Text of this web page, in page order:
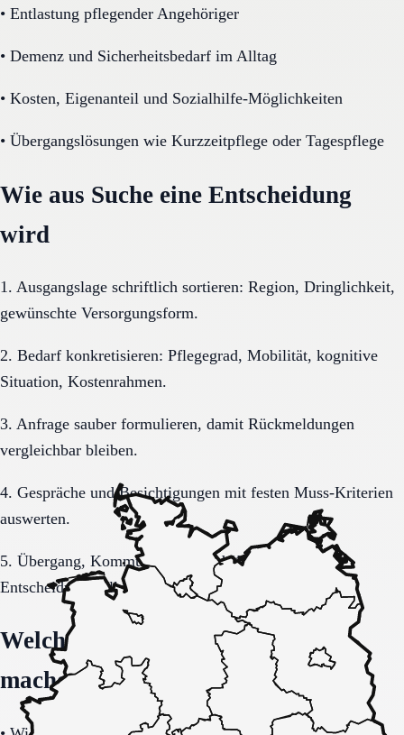
• Entlastung pflegender Angehöriger
• Demenz und Sicherheitsbedarf im Alltag
• Kosten, Eigenanteil und Sozialhilfe-Möglichkeiten
• Übergangslösungen wie Kurzzeitpflege oder Tagespflege
Wie aus Suche eine Entscheidung
wird
1. Ausgangslage schriftlich sortieren: Region, Dringlichkeit,
gewünschte Versorgungsform.
2. Bedarf konkretisieren: Pflegegrad, Mobilität, kognitive
Situation, Kostenrahmen.
3. Anfrage sauber formulieren, damit Rückmeldungen
vergleichbar bleiben.
4. Gespräche und Besichtigungen mit festen Muss-Kriterien
auswerten.
5. Übergang, Kommunikation und Kosten vor der
Entscheidung vollständig klären.
Welche Fragen den Unterschied
machen